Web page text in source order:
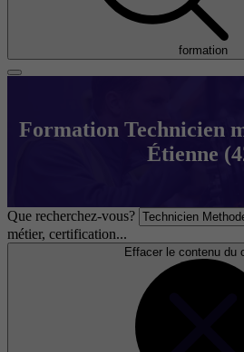
formation
Formation Technicien
Étienne
Que recherchez-vous?
métier, certification...
Effacer le contenu du